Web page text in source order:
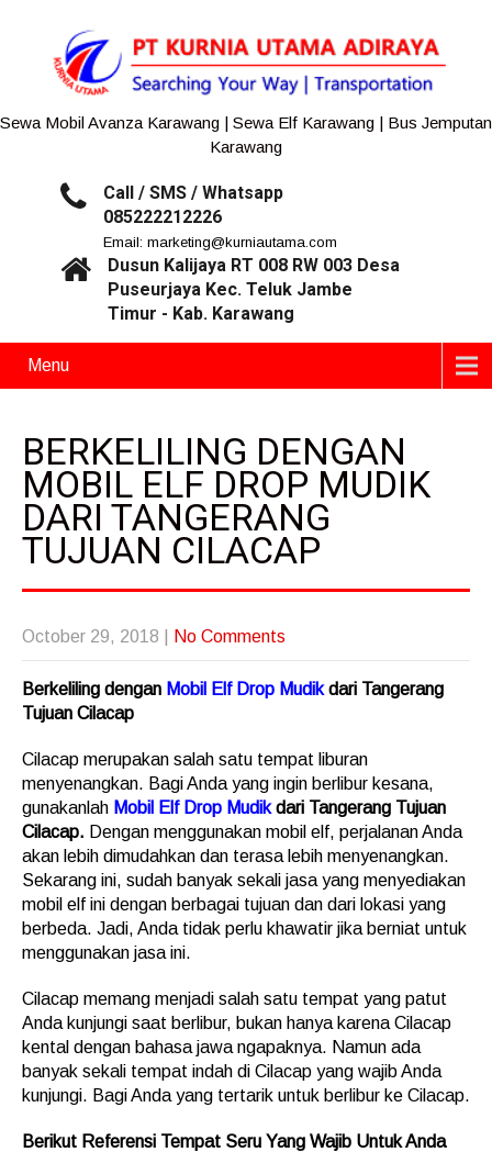
Sewa Mobil Avanza Karawang | Sewa Elf Karawang | Bus Jemputan
Karawang
Call / SMS / Whatsapp
085222212226
Email: marketing@kurniautama.com
Dusun Kalijaya RT 008 RW 003 Desa
Puseurjaya Kec. Teluk Jambe
Timur - Kab. Karawang
Menu
BERKELILING DENGAN
MOBIL ELF DROP MUDIK
DARI TANGERANG
TUJUAN CILACAP
October 29, 2018 No Comments
Berkeliling dengan Mobil Elf Drop Mudikdari Tangerang
Tujuan Cilacap
Cilacap merupakan salah satu tempat liburan
menyenangkan. Bagi Anda yang ingin berlibur kesana,
gunakanlah Mobil Elf Drop Mudikdari Tangerang Tujuan
Cilacap. Dengan menggunakan mobil elf, perjalanan Anda
akan lebih dimudahkan dan terasa lebih menyenangkan.
Sekarang ini, sudah banyak sekali jasa yang menyediakan
mobil elf ini dengan berbagai tujuan dan dari lokasi yang
berbeda. Jadi, Anda tidak perlu khawatir jika berniat untuk
menggunakan jasa ini.
Cilacap memang menjadi salah satu tempat yang patut
Anda kunjungi saat berlibur, bukan hanya karena Cilacap
kental dengan bahasa jawa ngapaknya. Namun ada
banyak sekali tempat indah di Cilacap yang wajib Anda
kunjungi. Bagi Anda yang tertarik untuk berlibur ke Cilacap.
Berikut Referensi Tempat Seru Yang Wajib Untuk Anda